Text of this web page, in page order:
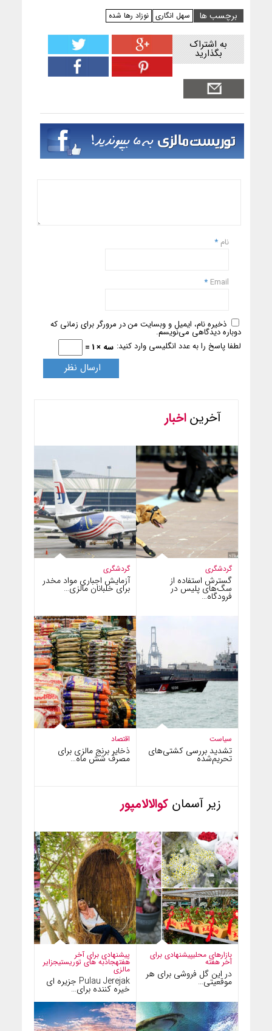
برچسب ها
سهل انگاری نوزاد رها شده
به اشتراک
بگذارید
نام *
Email
*
ذخیره نام، ایمیل و وبسایت من در مرورگر برای زمانی که
دوباره دیدگاهی می‌نویسم.
لطفا پاسخ را به عدد انگلیسی وارد کنید: سه × 1 =
آخریناخبار
گردشگری
آزمایش اجباری مواد مخدر
برای خلبانان مالزی…
گردشگری
گسترش استفاده از
سگ‌های پلیس در
فرودگاه…
اقتصاد
ذخایر برنج مالزی برای
مصرف شش ماه…
سیاست
تشدید بررسی کشتی‌های
تحریم‌شده
زیر آسمان کوالالامپور
پیشنهادی برای آخر
هفتهجاذبه های توریستیجزایر
مالزی
Pulau Jerejak جزیره ای
خیره کننده برای…
بازارهای محلیپیشنهادی برای
آخر هفته
در این گل فروشی برای هر
موقعیتی…